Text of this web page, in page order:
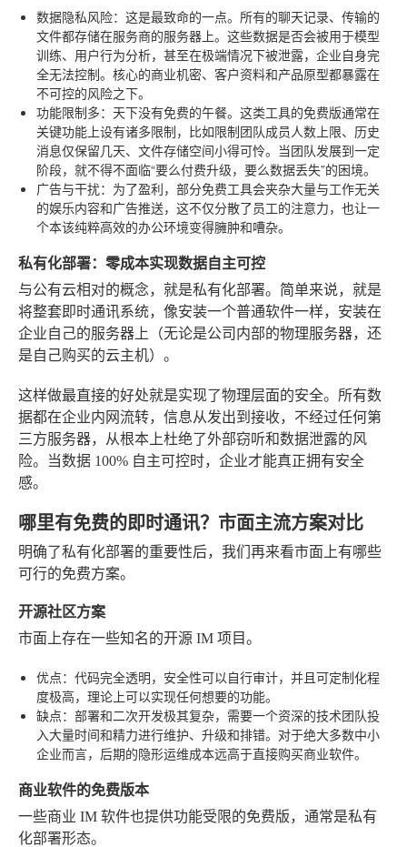
数据隐私风险：这是最致命的一点。所有的聊天记录、传输的
文件都存储在服务商的服务器上。这些数据是否会被用于模型
训练、用户行为分析，甚至在极端情况下被泄露，企业自身完
全无法控制。核心的商业机密、客户资料和产品原型都暴露在
不可控的风险之下。
功能限制多：天下没有免费的午餐。这类工具的免费版通常在
关键功能上设有诸多限制，比如限制团队成员人数上限、历史
消息仅保留几天、文件存储空间小得可怜。当团队发展到一定
阶段，就不得不面临“要么付费升级，要么数据丢失”的困境。
广告与干扰：为了盈利，部分免费工具会夹杂大量与工作无关
的娱乐内容和广告推送，这不仅分散了员工的注意力，也让一
个本该纯粹高效的办公环境变得臃肿和嘈杂。
私有化部署：零成本实现数据自主可控
与公有云相对的概念，就是私有化部署。简单来说，就是
将整套即时通讯系统，像安装一个普通软件一样，安装在
企业自己的服务器上（无论是公司内部的物理服务器，还
是自己购买的云主机）。
这样做最直接的好处就是实现了物理层面的安全。所有数
据都在企业内网流转，信息从发出到接收，不经过任何第
三方服务器，从根本上杜绝了外部窃听和数据泄露的风
险。当数据 100% 自主可控时，企业才能真正拥有安全
感。
哪里有免费的即时通讯？市面主流方案对比
明确了私有化部署的重要性后，我们再来看市面上有哪些
可行的免费方案。
开源社区方案
市面上存在一些知名的开源 IM 项目。
优点：代码完全透明，安全性可以自行审计，并且可定制化程
度极高，理论上可以实现任何想要的功能。
缺点：部署和二次开发极其复杂，需要一个资深的技术团队投
入大量时间和精力进行维护、升级和排错。对于绝大多数中小
企业而言，后期的隐形运维成本远高于直接购买商业软件。
商业软件的免费版本
一些商业 IM 软件也提供功能受限的免费版，通常是私有
化部署形态。